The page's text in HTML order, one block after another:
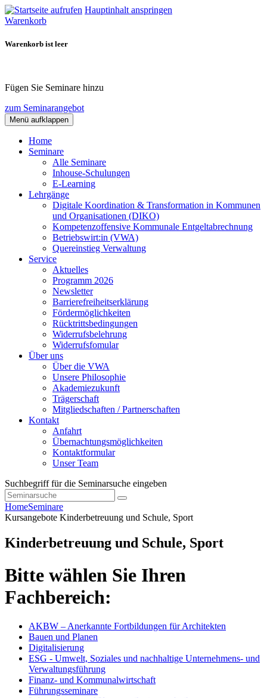
Hauptinhalt anspringen
Warenkorb
Warenkorb ist leer
Fügen Sie Seminare hinzu
zum Seminarangebot
Menü aufklappen
Home
Seminare
Alle Seminare
Inhouse-Schulungen
E-Learning
Lehrgänge
Digitale Koordination & Transformation in Kommunen
und Organisationen (DIKO)
Kompetenzoffensive Kommunale Entgeltabrechnung
Betriebswirt:in (VWA)
Quereinstieg Verwaltung
Service
Aktuelles
Programm 2026
Newsletter
Barrierefreiheitserklärung
Fördermöglichkeiten
Rücktrittsbedingungen
Widerrufsbelehrung
Widerrufsfomular
Über uns
Über die VWA
Unsere Philosophie
Akademiezukunft
Trägerschaft
Mitgliedschaften / Partnerschaften
Kontakt
Anfahrt
Übernachtungsmöglichkeiten
Kontaktformular
Unser Team
Suchbegriff für die Seminarsuche eingeben
HomeSeminare
Kursangebote Kinderbetreuung und Schule, Sport
Kinderbetreuung und Schule, Sport
Bitte wählen Sie Ihren
Fachbereich:
AKBW – Anerkannte Fortbildungen für Architekten
Bauen und Planen
Digitalisierung
ESG - Umwelt, Soziales und nachhaltige Unternehmens- und
Verwaltungsführung
Finanz- und Kommunalwirtschaft
Führungsseminare